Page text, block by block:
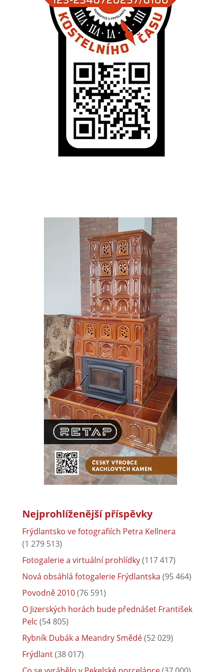
Nejprohlíženější příspěvky
Frýdlantsko ve fotografiích Petra Kellnera
(1 279 513)
Fotogalerie a virtuální prohlídky(117 417)
Nová obsáhlá fotogalerie Frýdlantska (95 464)
Povodně 2010(76 591)
O Jizerských horách bude přednášet František
Pelc (54 805)
Rybník Dubák a Meandry Smědé(52 029)
Frýdlant(38 017)